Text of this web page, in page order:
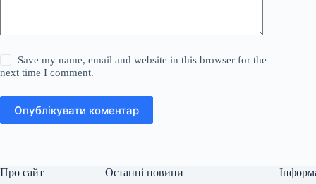
Save my name, email and website in this browser for the
next time I comment.
Опублікувати коментар
Про сайт Останні новини